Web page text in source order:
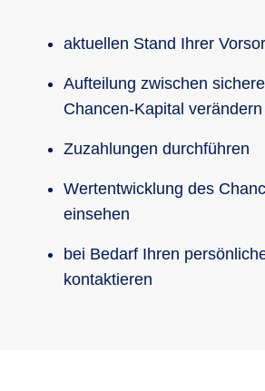
aktuellen Stand Ihrer
Aufteilung zwischen
Chancen-Kapital verändern
Zuzahlungen durchführen
Wertentwicklung des
einsehen
bei Bedarf Ihren
kontaktieren